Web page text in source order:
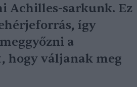
Achilles-sarkunk. Ez
így
a
hogy váljanak meg